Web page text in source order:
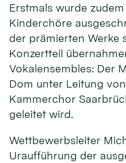
Erstmals wurde
Kinderchöre
der prämierten Werke
Konzertteil
Vokalensembles: Der
Dom unter Leitung
Kammerchor
geleitet wird.
Wettbewerbsleiter
Uraufführung der